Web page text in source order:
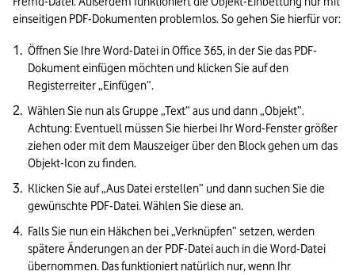
einseitigen PDF-Dokumenten problemlos. So gehen Sie hierfür vor:
Öffnen Sie Ihre Word-Datei in Office 365, in der Sie das PDF-
Dokument einfügen möchten und klicken Sie auf den
Registerreiter „Einfügen”.
Wählen Sie nun als Gruppe „Text” aus und dann „Objekt”.
Achtung: Eventuell müssen Sie hierbei Ihr Word-Fenster größer
ziehen oder mit dem Mauszeiger über den Block gehen um das
Objekt-Icon zu finden.
Klicken Sie auf „Aus Datei erstellen” und dann suchen Sie die
gewünschte PDF-Datei. Wählen Sie diese an.
Falls Sie nun ein Häkchen bei „Verknüpfen” setzen, werden
spätere Änderungen an der PDF-Datei auch in die Word-Datei
übernommen. Das funktioniert natürlich nur, wenn Ihr